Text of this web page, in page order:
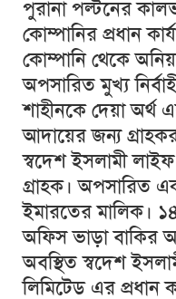
পুরানা পল্টনের
কোম্পানির প্রধান
কোম্পানি থেকে
অপসারিত মুখ্য
শাহীনকে দেয়া অর্থ
আদায়ের জন্য
স্বদেশ ইসলামী
গ্রাহক। অপসারিত
ইমারতের মালিক।
অফিস ভাড়া বাকির
অবস্থিত স্বদেশ
লিমিটেড এর প্রধান